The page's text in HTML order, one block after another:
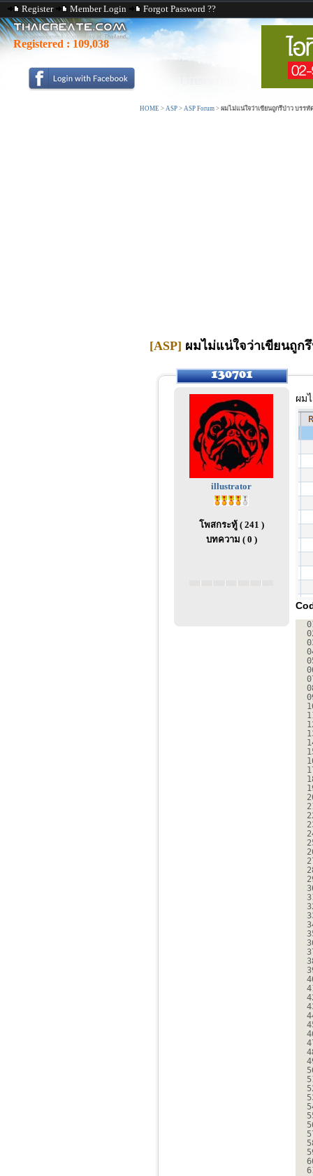
Register Member Login Forgot Password ??
Registered : 109,038
HOME > ASP > ASP Forum > ผมไม่แน่ใจว่าเขียนถูกรึป่าว บรรทั
[ASP] ผมไม่แน่ใจว่าเขียนถูกรึ
illustrator
โพสกระทู้ ( 241 )
บทความ ( 0 )
ผม